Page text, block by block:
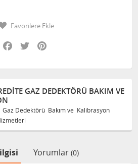
Favorilere Ekle
Facebook
Twitter
GAZ DEDEKTÖRÜ BAKIM VE
Dedektörü Bakım ve Kalibrasyon
Yorumlar (0)